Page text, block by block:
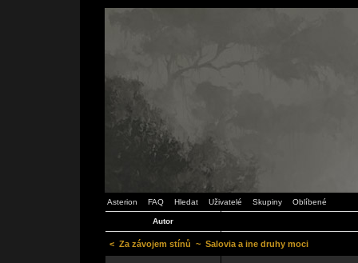
Asterion FAQ Hledat Uživatelé Skupiny Oblíbené
Autor
< Za závojem stínů ~ Salovia a ine druhy moci